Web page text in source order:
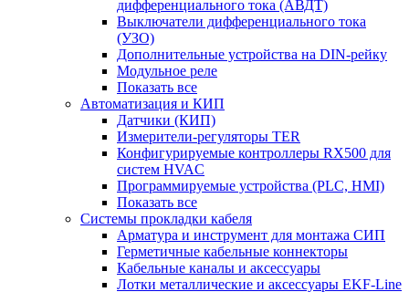
дифференциального тока (АВДТ)
Выключатели дифференциального тока
(УЗО)
Дополнительные устройства на DIN-рейку
Модульное реле
Показать все
Автоматизация и КИП
Датчики (КИП)
Измерители-регуляторы TER
Конфигурируемые контроллеры RX500 для
систем HVAC
Программируемые устройства (PLC, HMI)
Показать все
Системы прокладки кабеля
Арматура и инструмент для монтажа СИП
Герметичные кабельные коннекторы
Кабельные каналы и аксессуары
Лотки металлические и аксессуары EKF-Line